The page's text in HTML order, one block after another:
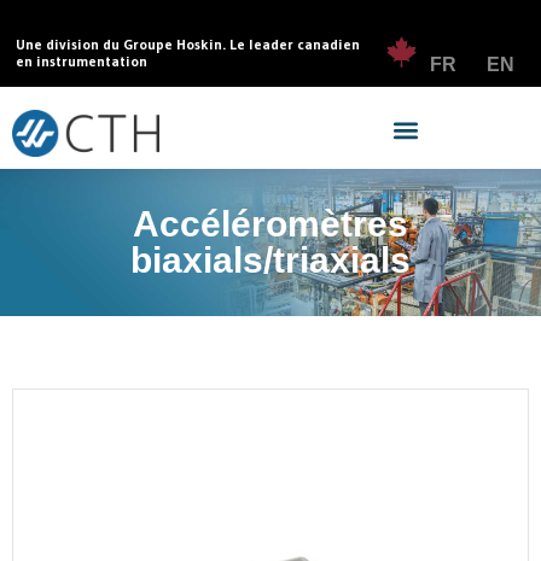
Une division du Groupe Hoskin. Le leader canadien
en instrumentation
FR EN
Accéléromètres
biaxials/triaxials